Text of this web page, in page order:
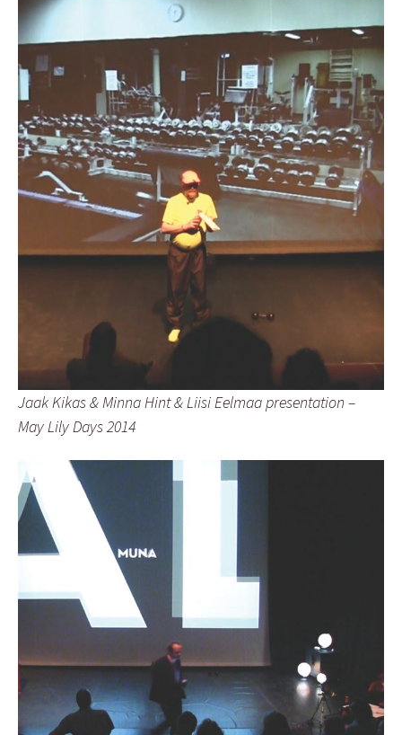
Jaak Kikas & Minna Hint & Liisi Eelmaa presentation –
May Lily Days 2014